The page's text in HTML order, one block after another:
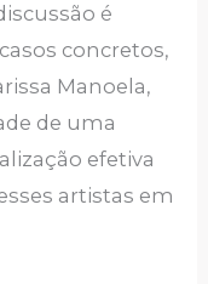
é
concretos,
Manoela,
de uma
efetiva
artistas em